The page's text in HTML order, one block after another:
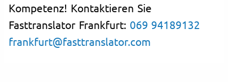
Kompetenz! Kontaktieren Sie
Fasttranslator Frankfurt: 069 94189132
frankfurt@fasttranslator.com